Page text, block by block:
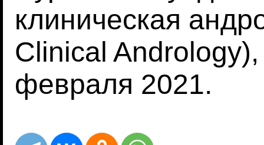
клиническая
Clinical
февраля 2021.